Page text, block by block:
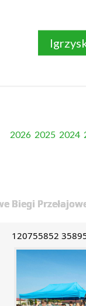
2026 2025 2024
Biegi
120755852